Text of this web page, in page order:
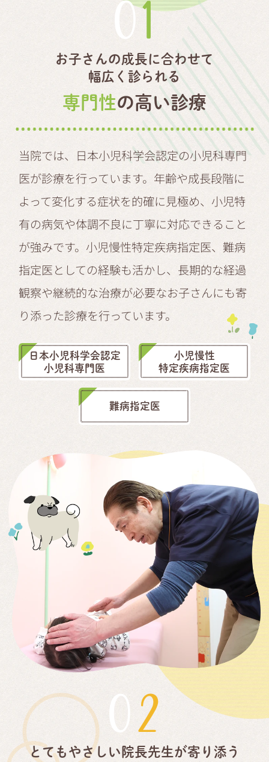
01
お子さんの成長に合わせて
幅広く診られる
専門性の高い診療
当院では、日本小児科学会認定の小児科専門
医が診療を行っています。年齢や成長段階に
よって変化する症状を的確に見極め、小児特
有の病気や体調不良に丁寧に対応できること
が強みです。小児慢性特定疾病指定医、難病
指定医としての経験も活かし、長期的な経過
観察や継続的な治療が必要なお子さんにも寄
り添った診療を行っています。
日本小児科学会認定
小児科専門医
小児慢性
特定疾病指定医
難病指定医
02
とてもやさしい院長先生が寄り添う